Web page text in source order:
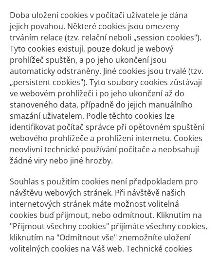
Doba uložení cookies v počítači uživatele je dána
jejich povahou. Některé cookies jsou omezeny
trváním relace (tzv. relační neboli „session cookies").
Tyto cookies existují, pouze dokud je webový
prohlížeč spuštěn, a po jeho ukončení jsou
automaticky odstraněny. Jiné cookies jsou trvalé (tzv.
„persistent cookies"). Tyto soubory cookies zůstávají
ve webovém prohlížeči i po jeho ukončení až do
stanoveného data, případně do jejich manuálního
smazání uživatelem. Podle těchto cookies lze
identifikovat počítač správce při opětovném spuštění
webového prohlížeče a prohlížení internetu. Cookies
neovlivní technické používání počítače a neobsahují
žádné viry nebo jiné hrozby.
Souhlas s použitím cookies není předpokladem pro
návštěvu webových stránek. Při návštěvě našich
internetových stránek máte možnost volitelná
cookies buď přijmout, nebo odmítnout. Kliknutím na
"Přijmout všechny cookies" přijímáte všechny cookies,
kliknutím na "Odmítnout vše" znemožníte uložení
volitelných cookies na Váš web. Technické cookies